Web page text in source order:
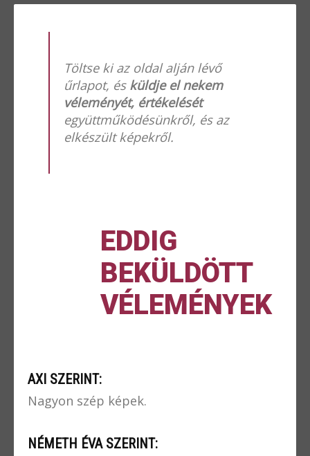
Töltse ki az oldal alján lévő
űrlapot, és küldje el nekem
véleményét, értékelését
együttműködésünkről, és az
elkészült képekről.
EDDIG
BEKÜLDÖTT
VÉLEMÉNYEK
AXI SZERINT:
Nagyon szép képek.
NÉMETH ÉVA SZERINT: